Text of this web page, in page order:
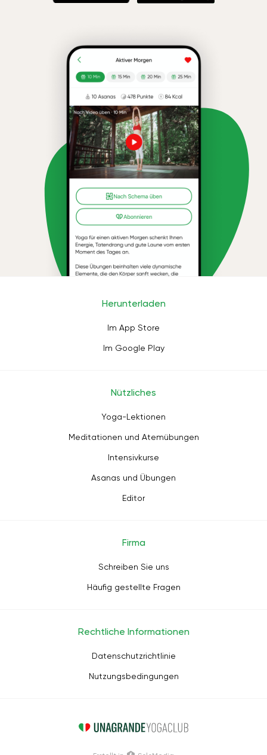
Herunterladen
Im App Store
Im Google Play
Nützliches
Yoga-Lektionen
Meditationen und Atemübungen
Intensivkurse
Asanas und Übungen
Editor
Firma
Schreiben Sie uns
Häufig gestellte Fragen
Rechtliche Informationen
Datenschutzrichtlinie
Nutzungsbedingungen